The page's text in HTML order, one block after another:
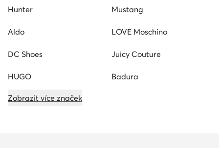
Hunter Mustang
Aldo LOVE Moschino
DC Shoes Juicy Couture
HUGO Badura
Zobrazit více značek